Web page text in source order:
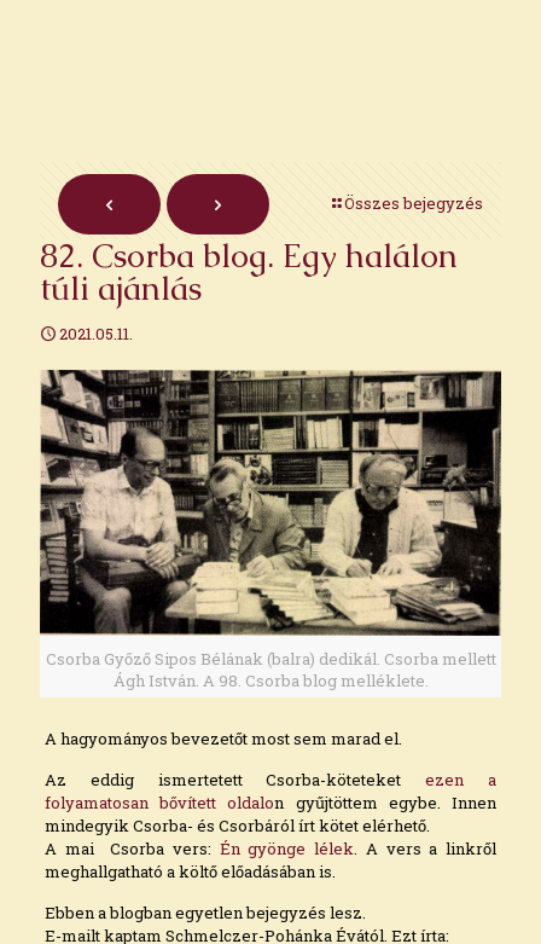
Összes bejegyzés
82. Csorba blog. Egy halálon
túli ajánlás
2021.05.11.
Csorba Győző Sipos Bélának (balra) dedikál. Csorba mellett
Ágh István. A 98. Csorba blog melléklete.
A hagyományos bevezetőt most sem marad el.
Az eddig ismertetett Csorba-köteteketezen a
folyamatosan bővített oldalon gyűjtöttem egybe. Innen
mindegyik Csorba- és Csorbáról írt kötet elérhető.
A mai Csorba vers: Én gyönge lélek . A vers a linkről
meghallgatható a költő előadásában is.
Ebben a blogban egyetlen bejegyzés lesz.
E-mailt kaptam Schmelczer-Pohánka Évától. Ezt írta: